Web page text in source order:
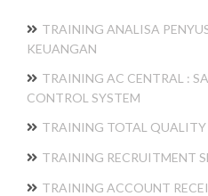
TRAINING ANALISA
KEUANGAN
TRAINING AC CENTRAL :
CONTROL SYSTEM
TRAINING TOTAL QUALITY
TRAINING RECRUITMENT
TRAINING ACCOUNT